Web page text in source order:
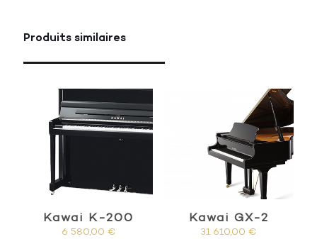
Produits similaires
Kawai K-200
6 580,00 €
Kawai GX-2
31 610,00€